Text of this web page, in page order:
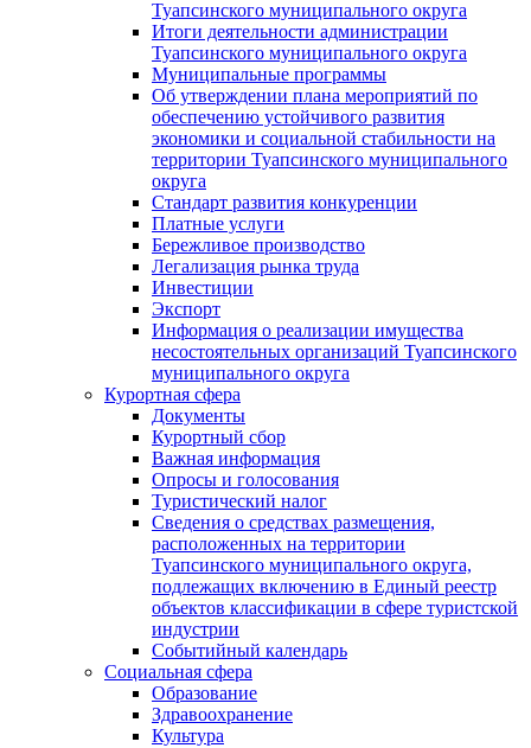
Туапсинского муниципального округа
Итоги деятельности администрации
Туапсинского муниципального округа
Муниципальные программы
Об утверждении плана мероприятий по
обеспечению устойчивого развития
экономики и социальной стабильности на
территории Туапсинского муниципального
округа
Стандарт развития конкуренции
Платные услуги
Бережливое производство
Легализация рынка труда
Инвестиции
Экспорт
Информация о реализации имущества
несостоятельных организаций Туапсинского
муниципального округа
Курортная сфера
Документы
Курортный сбор
Важная информация
Опросы и голосования
Туристический налог
Сведения о средствах размещения,
расположенных на территории
Туапсинского муниципального округа,
подлежащих включению в Единый реестр
объектов классификации в сфере туристской
индустрии
Событийный календарь
Социальная сфера
Образование
Здравоохранение
Культура